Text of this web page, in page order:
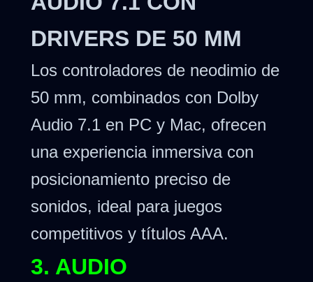
DRIVERS DE 50 MM
Los controladores de neodimio de
50 mm, combinados con Dolby
Audio 7.1 en PC y Mac, ofrecen
una experiencia inmersiva con
posicionamiento preciso de
sonidos, ideal para juegos
competitivos y títulos AAA.
3. AUDIO